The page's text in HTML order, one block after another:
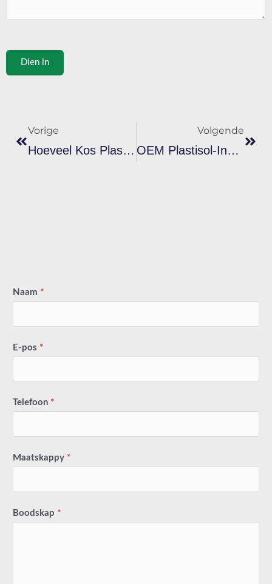
Dien in
Vorige
Hoeveel Kos Plastisol-Ink In Grootmaat? Werklike Prysverdeling Vir Invoerders
Volgende
OEM Plastisol-Ink Teenoor Handelsmerk-Ink: Wat Meer Bespaar Vir B2B-Kopers
Naam *
E-pos *
Telefoon *
Maatskappy *
Boodskap *